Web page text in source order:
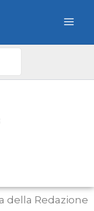
della Redazione